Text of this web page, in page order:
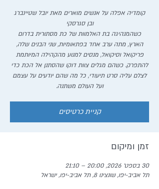
קומדיה אפלה על אנשים מוארים מאת יובל שטיינברג
כשהמנהיגה בת האלמוות של כת מסתורית בדרום
הארץ, מתה ערב אחד בפתאומיות, שני הבנים שלה,
פריקואל וסיקואל, מנסים למנוע מהקהילה המיותמת
להתפרק. כשהם מגלים צוות דוקו שהסתנן אל הכת כדי
לצלם עליה סרט תיעודי, כל מה שהם יודעים על עצמם
ועל העולם משתנה.
קניית כרטיסים
זמן ומיקום
30 בספט׳ 2026, 20:00 – 21:10
תל אביב-יפו, שונצינו 8, תל אביב-יפו, ישראל